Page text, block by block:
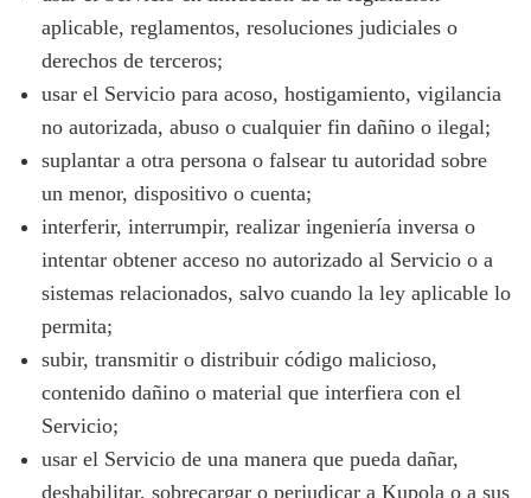
aplicable, reglamentos, resoluciones judiciales o
derechos de terceros;
usar el Servicio para acoso, hostigamiento, vigilancia
no autorizada, abuso o cualquier fin dañino o ilegal;
suplantar a otra persona o falsear tu autoridad sobre
un menor, dispositivo o cuenta;
interferir, interrumpir, realizar ingeniería inversa o
intentar obtener acceso no autorizado al Servicio o a
sistemas relacionados, salvo cuando la ley aplicable lo
permita;
subir, transmitir o distribuir código malicioso,
contenido dañino o material que interfiera con el
Servicio;
usar el Servicio de una manera que pueda dañar,
deshabilitar, sobrecargar o perjudicar a Kupola o a sus